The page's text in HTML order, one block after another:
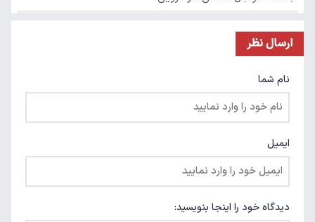
ارسال نظر
نام شما
ایمیل
دیدگاه خود را اینجا بنویسید: